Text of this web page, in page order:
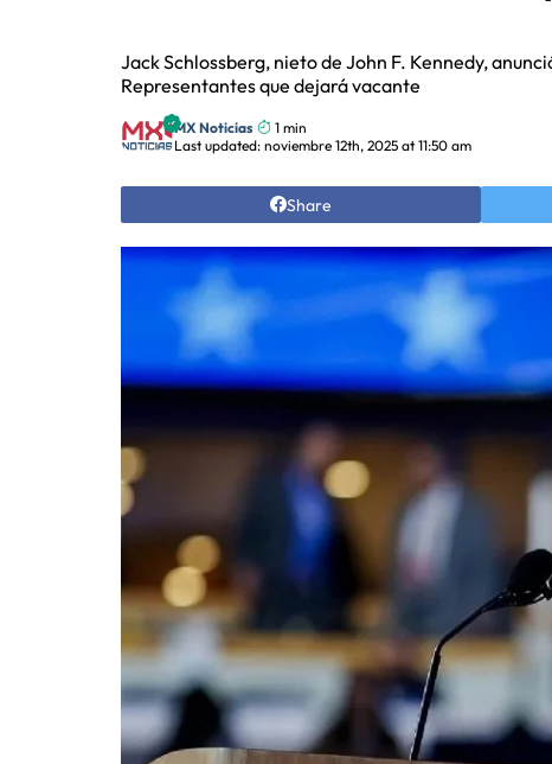
Jack Schlossberg, nieto de John F. Kennedy,
Representantes que dejará vacante
MX Noticias
1 min
Last updated: noviembre 12th, 2025 at 11:50 am
Share